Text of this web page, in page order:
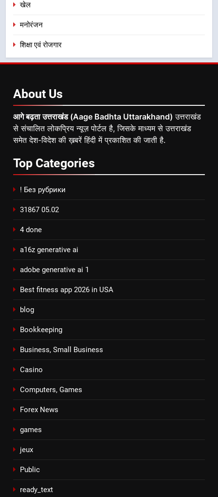
खेल
मनोरंजन
शिक्षा एवं रोजगार
About Us
आगे बढ़ता उत्तराखंड (Aage Badhta Uttarakhand) उत्तराखंड
से संचालित लोकप्रिय न्यूज़ पोर्टल है, जिसके माध्यम से उत्तराखंड
समेत देश-विदेश की ख़बरें हिंदी में प्रकाशित की जाती है.
Top Categories
! Без рубрики
31867 05.02
4 done
a16z generative ai
adobe generative ai 1
Best fitness app 2026 in USA
blog
Bookkeeping
Business, Small Business
Casino
Computers, Games
Forex News
games
jeux
Public
ready_text